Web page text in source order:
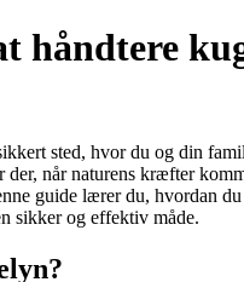
håndtere
sted, hvor du og din
der, når naturens kræfter
guide lærer du, hvordan du
sikker og effektiv måde.